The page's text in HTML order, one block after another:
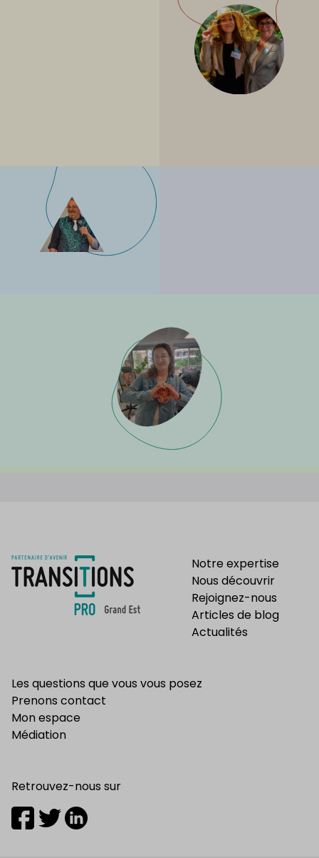
Notre expertise
Nous découvrir
Rejoignez-nous
Articles de blog
Actualités
Les questions que vous vous posez
Prenons contact
Mon espace
Médiation
Retrouvez-nous sur